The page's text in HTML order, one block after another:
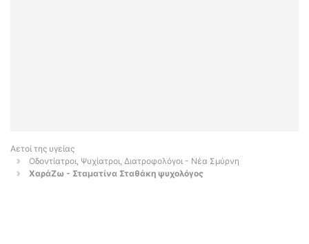
Αετοί της υγείας
Οδοντίατροι, Ψυχίατροι, Διατροφολόγοι - Νέα Σμύρνη
ΧαράΖω - Σταματίνα Σταθάκη ψυχολόγος